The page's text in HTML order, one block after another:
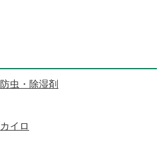
防虫・除湿剤
カイロ